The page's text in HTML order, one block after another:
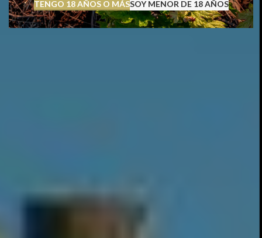
TENGO 18 AÑOS O MÁSSOY MENOR DE 18 AÑOS